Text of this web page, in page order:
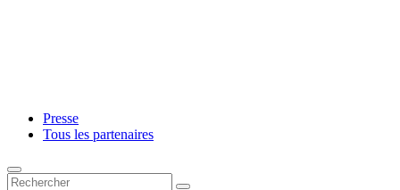
Presse
Tous les partenaires